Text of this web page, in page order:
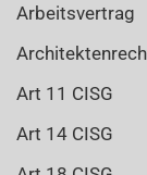
Arbeitsvertrag
Art 11 CISG
Art 14 CISG